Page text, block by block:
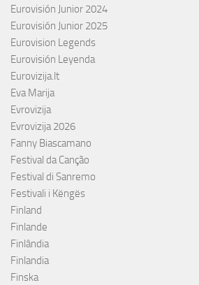
Eurovisión Junior 2024
Eurovisión Junior 2025
Eurovision Legends
Eurovisión Leyenda
Eurovizija.lt
Eva Marija
Evrovizija
Evrovizija 2026
Fanny Biascamano
Festival da Canção
Festival di Sanremo
Festivali i Këngës
Finland
Finlande
Finlândia
Finlandia
Finska